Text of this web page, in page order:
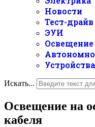
Новости
Тест-драйв
ЭУИ
Освещение
Искать...
Освещение на
кабеля